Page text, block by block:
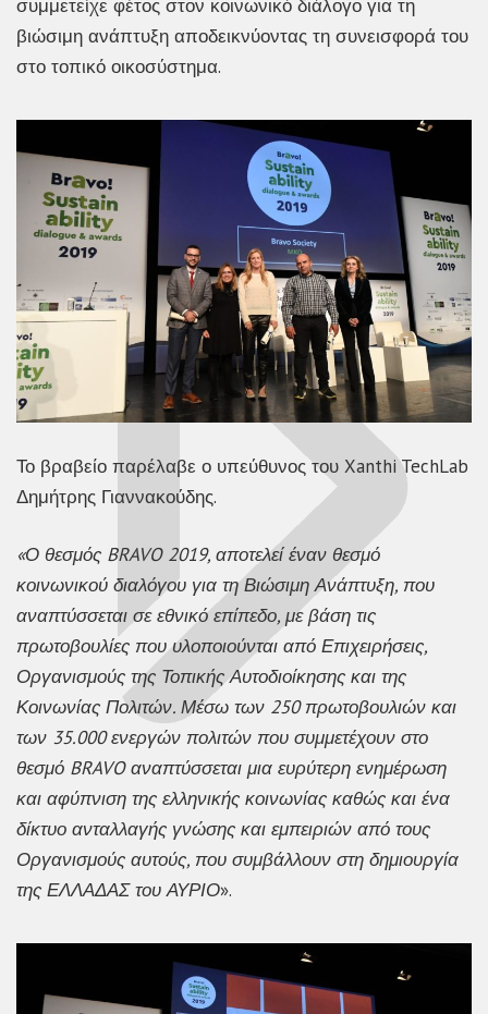
συμμετείχε φέτος στον κοινωνικό διάλογο για τη
βιώσιμη ανάπτυξη αποδεικνύοντας τη συνεισφορά του
στο τοπικό οικοσύστημα.
Το βραβείο παρέλαβε ο υπεύθυνος του Xanthi TechLab
Δημήτρης Γιαννακούδης.
«Ο θεσμός BRAVO 2019, αποτελεί έναν θεσμό
κοινωνικού διαλόγου για τη Βιώσιμη Ανάπτυξη, που
αναπτύσσεται σε εθνικό επίπεδο, με βάση τις
πρωτοβουλίες που υλοποιούνται από Επιχειρήσεις,
Οργανισμούς της Τοπικής Αυτοδιοίκησης και της
Κοινωνίας Πολιτών. Μέσω των 250 πρωτοβουλιών και
των 35.000 ενεργών πολιτών που συμμετέχουν στο
θεσμό BRAVOαναπτύσσεται μια ευρύτερη ενημέρωση
και αφύπνιση της ελληνικής κοινωνίας καθώς και ένα
δίκτυο ανταλλαγής γνώσης και εμπειριών από τους
Οργανισμούς αυτούς, που συμβάλλουν στη δημιουργία
της ΕΛΛΑΔΑΣ του ΑΥΡΙΟ».